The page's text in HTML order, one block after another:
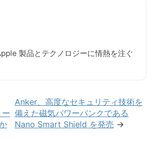
製品とテクノロジーに情熱を注ぐ
Anker、高度なセキュリティ技術を
備えた磁気パワーバンクである
Nano Smart Shield を発売 →